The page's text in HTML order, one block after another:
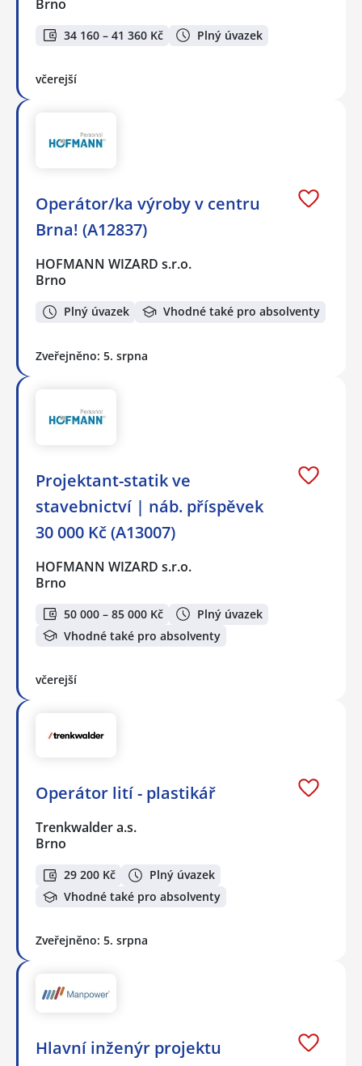
Brno
34 160 – 41 360 Kč Plný úvazek
včerejší
Operátor/ka výroby v centru
Brna! (A12837)
HOFMANN WIZARD s.r.o.
Brno
Plný úvazek Vhodné také pro absolventy
Zveřejněno: 5. srpna
️Projektant-statik ve
stavebnictví | náb. příspěvek
30 000 Kč (A13007)
HOFMANN WIZARD s.r.o.
Brno
50 000 – 85 000 Kč
Plný úvazek
Vhodné také pro absolventy
včerejší
Operátor lití - plastikář
Trenkwalder a.s.
Brno
29 200 Kč
Plný úvazek
Vhodné také pro absolventy
Zveřejněno: 5. srpna
Hlavní inženýr projektu